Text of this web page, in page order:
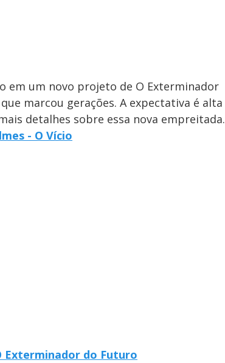
em um novo projeto de O Exterminador
marcou gerações. A expectativa é alta
detalhes sobre essa nova empreitada.
- O Vício
Exterminador do Futuro